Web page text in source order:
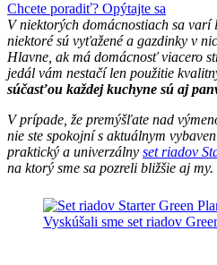
Chcete poradiť? Opýtajte sa
V niektorých domácnostiach sa
niektoré sú vyťažené a gazdinky v
Hlavne, ak má domácnosť viacero
jedál vám nestačí len použitie
súčasťou každej kuchyne sú aj
V prípade, že premýšľate nad
nie ste spokojní s aktuálnym
praktický a univerzálny set riadov
na ktorý sme sa pozreli bližšie aj my.
Vyskúšali sme set riadov